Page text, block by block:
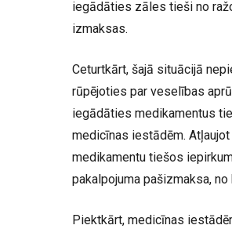
iegādāties zāles tieši no
izmaksas.
Ceturtkārt, šajā situācijā
rūpējoties par veselības
iegādāties medikamentus
medicīnas iestādēm.
medikamentu tiešos
pakalpojuma pašizmaksa,
Piektkārt, medicīnas